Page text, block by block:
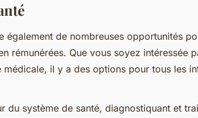
également de nombreuses opportunités
rémunérées. Que vous soyez intéressée
médicale, il y a des options pour tous les
du système de santé, diagnostiquant et